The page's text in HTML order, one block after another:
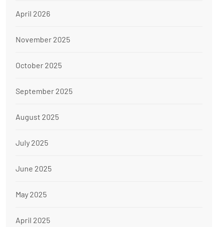
April 2026
November 2025
October 2025
September 2025
August 2025
July 2025
June 2025
May 2025
April 2025